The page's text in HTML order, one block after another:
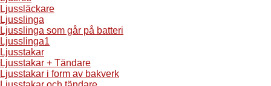
Ljussläckare
Ljusslinga
Ljusslinga som går på batteri
Ljusslinga1
Ljusstakar
Ljusstakar + Tändare
Ljusstakar i form av bakverk